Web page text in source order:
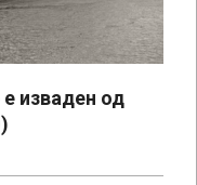
изваден од